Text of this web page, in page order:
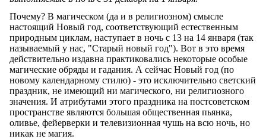
Почему? В магическом (да и в религиозном) смысле
настоящий Новый год, соответствующий естественным
природным циклам, наступает в ночь с 13 на 14 января (так
называемый у нас, "Старый новый год"). Вот в это время
действительно издавна практиковались некоторые особые
магические обряды и гадания. А сейчас Новый год (по
новому календарному стилю) - это исключительно светский
праздник, не имеющий ни магического, ни религиозного
значения. И атрибутами этого праздника на постсоветском
пространстве являются большая общественная пьянка,
оливье, фейерверки и телевизионная чушь на всю ночь, но
никак не магия.